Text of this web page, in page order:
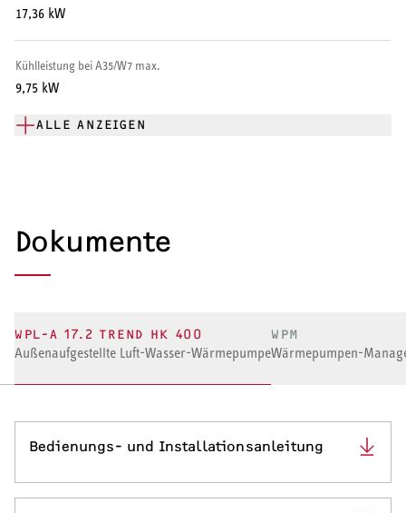
17,36 kW
Kühlleistung bei A35/W7 max.
9,75 kW
ALLE ANZEIGEN
Dokumente
WPL-A 17.2 TREND HK 400
Außenaufgestellte Luft-Wasser-Wärmepumpe
WPM
Wärmepumpen-
Bedienungs- und Installationsanleitung